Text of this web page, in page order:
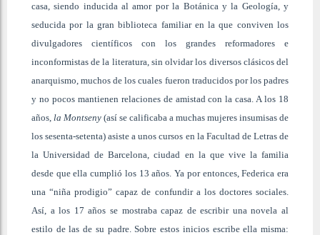
casa, siendo inducida al amor por la Botánica y la Geología, y
seducida por la gran biblioteca familiar en la que conviven los
divulgadores científicos con los grandes reformadores e
inconformistas de la literatura, sin olvidar los diversos clásicos del
anarquismo, muchos de los cuales fueron traducidos por los padres
y no pocos mantienen relaciones de amistad con la casa. A los 18
años, la Montseny (así se calificaba a muchas mujeres insumisas de
los sesenta-setenta) asiste a unos cursos en la Facultad de Letras de
la Universidad de Barcelona, ciudad en la que vive la familia
desde que ella cumplió los 13 años. Ya por entonces, Federica era
una “niña prodigio” capaz de confundir a los doctores sociales.
Así, a los 17 años se mostraba capaz de escribir una novela al
estilo de las de su padre. Sobre estos inicios escribe ella misma: